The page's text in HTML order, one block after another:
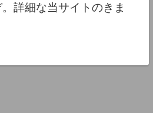
詳細な当サイトのきま